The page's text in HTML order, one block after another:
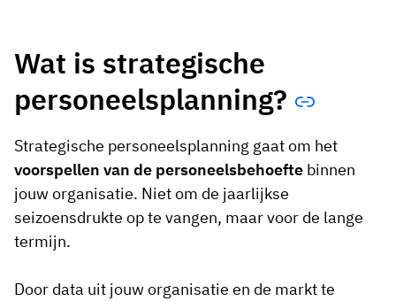
Wat is strategische
personeelsplanning?
Strategische personeelsplanning gaat om het
voorspellen van de personeelsbehoefte binnen
jouw organisatie. Niet om de jaarlijkse
seizoensdrukte op te vangen, maar voor de lange
termijn.
Door data uit jouw organisatie en de markt te